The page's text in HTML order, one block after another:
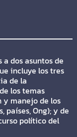
dos asuntos de
incluye los tres
de la
los temas
y manejo de los
países, Ong); y de
político del